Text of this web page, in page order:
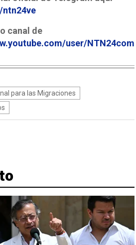
canal de
user/NTN24com
para las Migraciones